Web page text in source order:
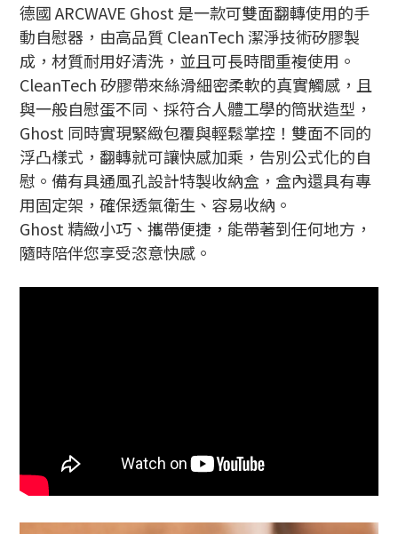
德國 ARCWAVE Ghost 是一款可雙面翻轉使用的手
動自慰器，由高品質 CleanTech 潔淨技術矽膠製
成，材質耐用好清洗，並且可長時間重複使用。
CleanTech 矽膠帶來絲滑細密柔軟的真實觸感，且
與一般自慰蛋不同、採符合人體工學的筒狀造型，
Ghost 同時實現緊緻包覆與輕鬆掌控！雙面不同的
浮凸樣式，翻轉就可讓快感加乘，告別公式化的自
慰。備有具通風孔設計特製收納盒，盒內還具有專
用固定架，確保透氣衛生、容易收納。
Ghost 精緻小巧、攜帶便捷，能帶著到任何地方，
隨時陪伴您享受恣意快感。